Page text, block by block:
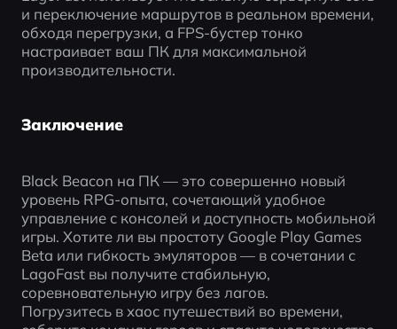
и переключение маршрутов в реальном времени,
обходя перегрузки, а FPS-бустер тонко
настраивает ваш ПК для максимальной
производительности.
Заключение
Black Beacon на ПК — это совершенно новый
уровень RPG-опыта, сочетающий удобное
управление с консолей и доступность мобильной
игры. Хотите ли вы простоту Google Play Games
Beta или гибкость эмуляторов — в сочетании с
LagoFast вы получите стабильную,
соревновательную игру без лагов.
Погрузитесь в хаос путешествий во времени,